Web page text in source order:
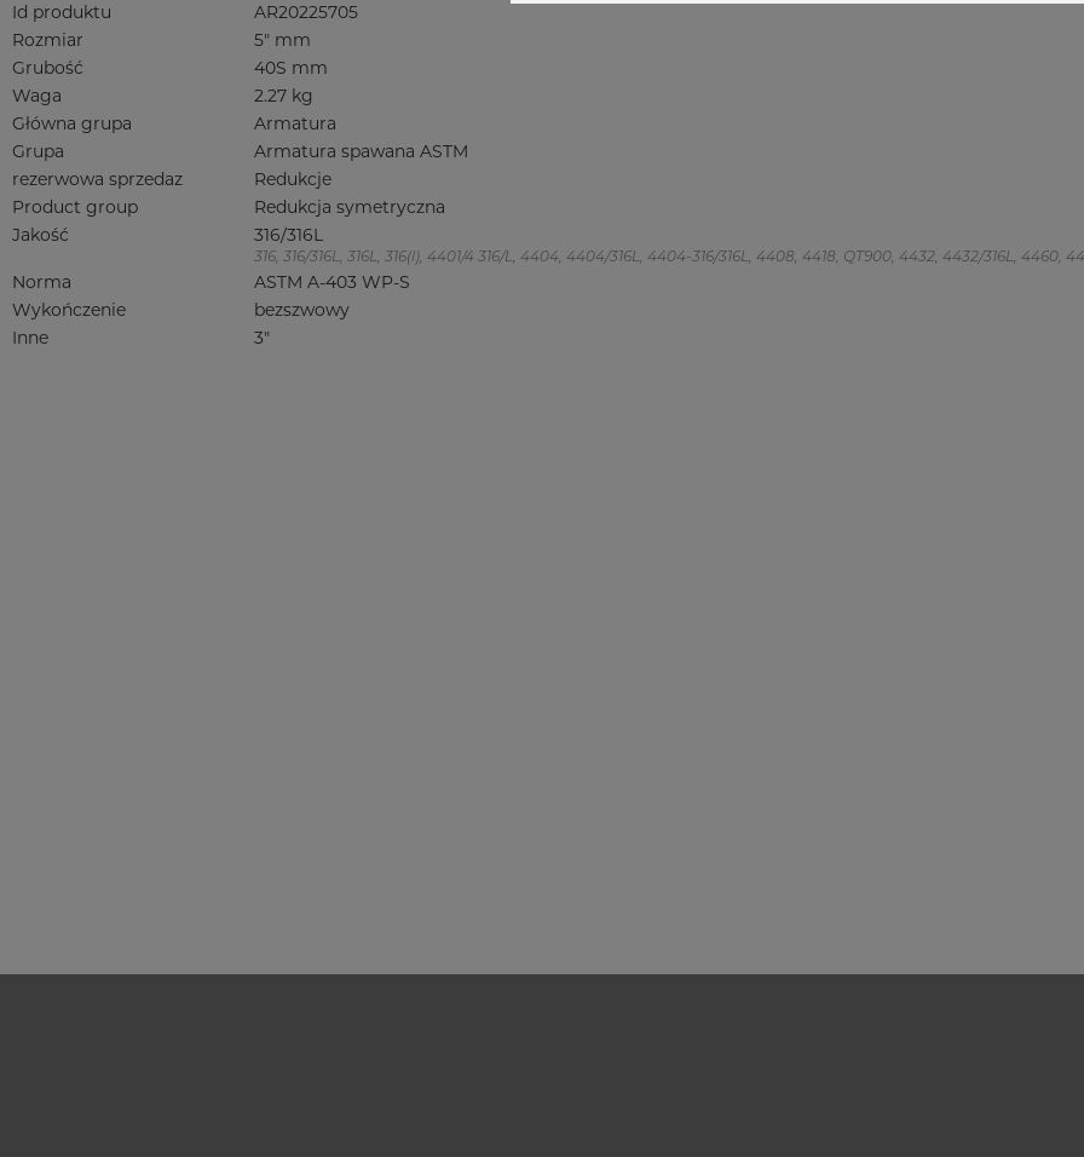
Id produktu
AR20225705
Rozmiar
5" mm
Grubość
40S mm
Waga
2.27 kg
Główna grupa
Armatura
Grupa
Armatura spawana ASTM
rezerwowa sprzedaz
Redukcje
Product group
Redukcja symetryczna
Jakość
316/316L
316, 316/316L, 316L, 316(l), 4401/4 316/L, 4404, 4404/316L, 4404-316/316L, 4408, 4418, QT900, 4432, 4432/316L, 4460,
Norma
ASTM A-403 WP-S
Wykończenie
bezszwowy
Inne
3"